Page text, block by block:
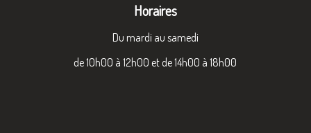
Horaires
Du mardi au samedi
de 10h00 à 12h00 et de 14h00 à 18h00